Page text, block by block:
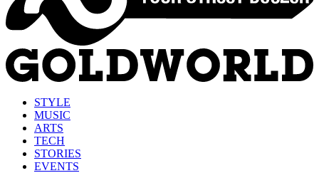
STYLE
MUSIC
ARTS
TECH
STORIES
EVENTS